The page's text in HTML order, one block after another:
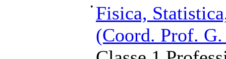
• Fisica,
(Coord. Prof.